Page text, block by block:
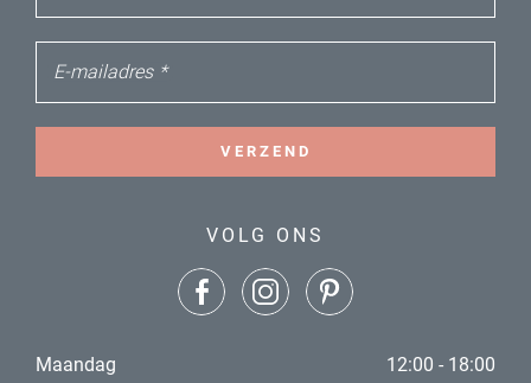
E-mailadres *
VERZEND
VOLG ONS
Maandag 12:00 - 18:00